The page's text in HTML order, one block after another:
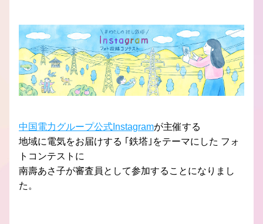
中国電力グループ公式Instagramが主催する
地域に電気をお届けする ｢鉄塔｣をテーマにした フォ
トコンテストに
南壽あさ子が審査員として参加することになりまし
た。